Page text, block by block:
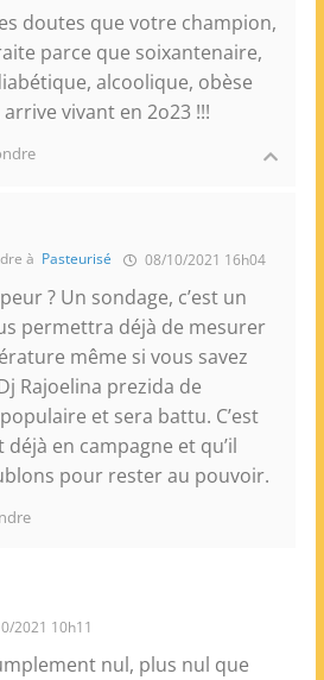
doutes que votre champion,
parce que soixantenaire,
alcoolique, obèse
vivant en 2o23 !!!
à Pasteurisé 08/10/2021 16h04
? Un sondage, c’est un
permettra déjà de mesurer
même si vous savez
Rajoelina prezida de
et sera battu. C’est
déjà en campagne et qu’il
pour rester au pouvoir.
2021 10h11
nul, plus nul que